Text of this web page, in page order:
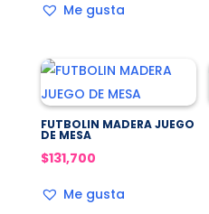
Me gusta
FUTBOLIN MADERA JUEGO
DE MESA
$131,700
Me gusta